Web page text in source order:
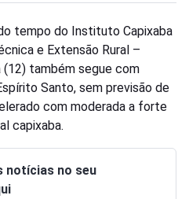
tempo do Instituto Capixaba
e Extensão Rural –
também segue com
Santo, sem previsão de
com moderada a forte
capixaba.
notícias no seu